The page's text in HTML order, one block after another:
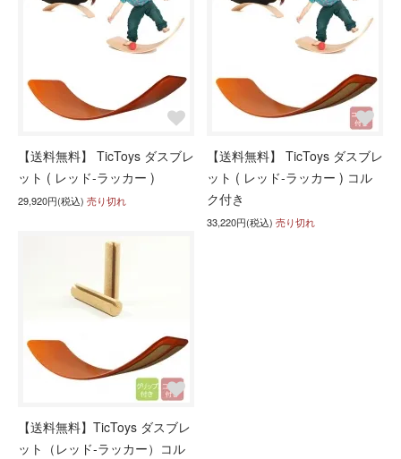
【送料無料】 TicToys ダスブレ
ット ( レッド-ラッカー )
29,920円(税込) 売り切れ
【送料無料】 TicToys ダスブレ
ット ( レッド-ラッカー ) コル
ク付き
33,220円(税込) 売り切れ
【送料無料】TicToys ダスブレ
ット（レッド-ラッカー）コル